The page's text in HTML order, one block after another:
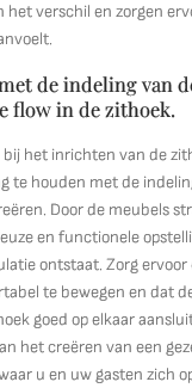
het verschil en zorgen
de indeling van
flow in de zithoek.
bij het inrichten van de
te houden met de
Door de meubels
en functionele
ontstaat. Zorg
te bewegen en dat
goed op elkaar
het creëren van een
u en uw gasten zich